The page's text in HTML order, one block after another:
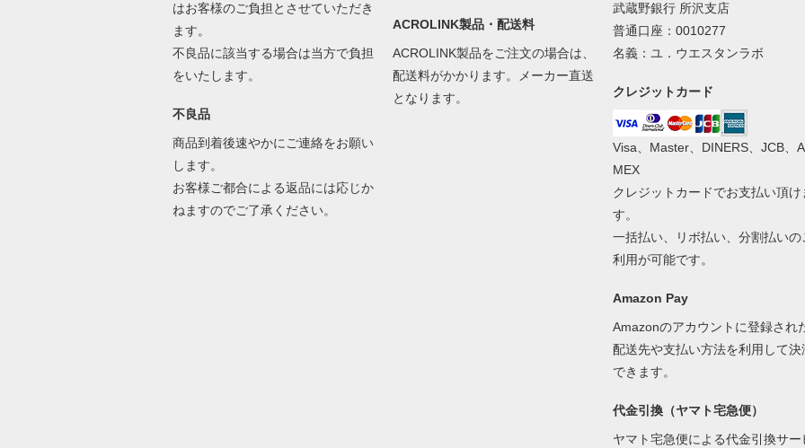
はお客様のご負担とさせていただき
ます。
不良品に該当する場合は当方で負担
をいたします。
不良品
商品到着後速やかにご連絡をお願い
します。
お客様ご都合による返品には応じか
ねますのでご了承ください。
ACROLINK製品・配送料
ACROLINK製品をご注文の場合は、
配送料がかかります。メーカー直送
となります。
武蔵野銀行 所沢支店
普通口座：0010277
名義：ユ．ウエスタンラボ
クレジットカード
Visa、Master、DINERS、JCB、A
MEX
クレジットカードでお支払い頂け
す。
一括払い、リボ払い、分割払いの
利用が可能です。
Amazon Pay
Amazonのアカウントに登録され
配送先や支払い方法を利用して決
できます。
代金引換（ヤマト宅急便）
ヤマト宅急便による代金引換サー